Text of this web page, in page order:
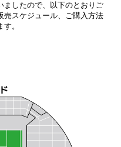
ましたので、以下のとおりご
売スケジュール、ご購入方法
。